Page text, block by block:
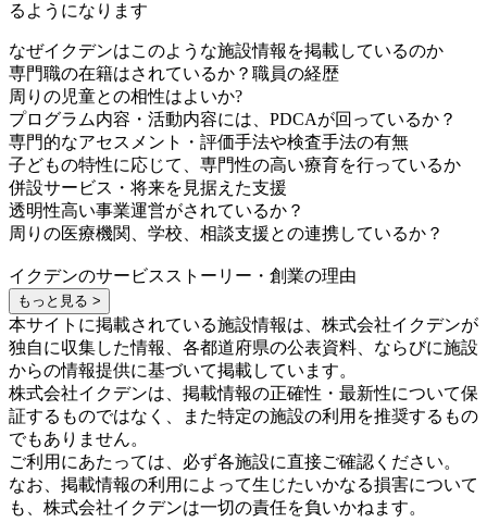
るようになります
なぜイクデンはこのような施設情報を掲載しているのか
専門職の在籍はされているか？職員の経歴
周りの児童との相性はよいか?
プログラム内容・活動内容には、PDCAが回っているか？
専門的なアセスメント・評価手法や検査手法の有無
子どもの特性に応じて、専門性の高い療育を行っているか
併設サービス・将来を見据えた支援
透明性高い事業運営がされているか？
周りの医療機関、学校、相談支援との連携しているか？
イクデンのサービスストーリー・創業の理由
もっと見る >
本サイトに掲載されている施設情報は、株式会社イクデンが
独自に収集した情報、各都道府県の公表資料、ならびに施設
からの情報提供に基づいて掲載しています。
株式会社イクデンは、掲載情報の正確性・最新性について保
証するものではなく、また特定の施設の利用を推奨するもの
でもありません。
ご利用にあたっては、必ず各施設に直接ご確認ください。
なお、掲載情報の利用によって生じたいかなる損害について
も、株式会社イクデンは一切の責任を負いかねます。